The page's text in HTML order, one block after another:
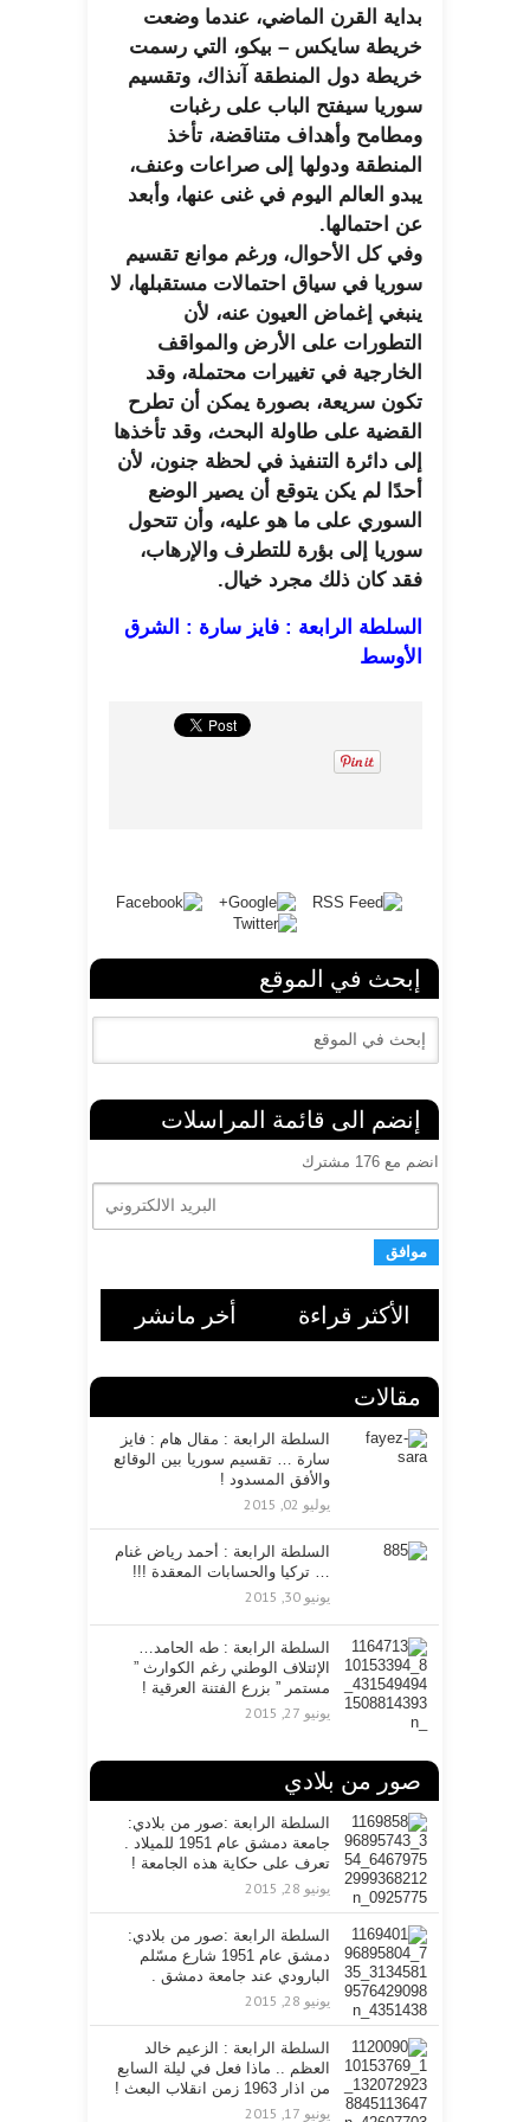
بداية القرن الماضي، عندما وضعت
خريطة سايكس – بيكو، التي رسمت
خريطة دول المنطقة آنذاك، وتقسيم
سوريا سيفتح الباب على رغبات
ومطامح وأهداف متناقضة، تأخذ
المنطقة ودولها إلى صراعات وعنف،
يبدو العالم اليوم في غنى عنها، وأبعد
عن احتمالها.
وفي كل الأحوال، ورغم موانع تقسيم
سوريا في سياق احتمالات مستقبلها، لا
ينبغي إغماض العيون عنه، لأن
التطورات على الأرض والمواقف
الخارجية في تغييرات محتملة، وقد
تكون سريعة، بصورة يمكن أن تطرح
القضية على طاولة البحث، وقد تأخذها
إلى دائرة التنفيذ في لحظة جنون، لأن
أحدًا لم يكن يتوقع أن يصير الوضع
السوري على ما هو عليه، وأن تتحول
سوريا إلى بؤرة للتطرف والإرهاب،
فقد كان ذلك مجرد خيال.
السلطة الرابعة : فايز سارة : الشرق
الأوسط
إبحث في الموقع
إنضم الى قائمة المراسلات
انضم مع 176 مشترك
ا
ب
ي
د
ل
ت
الأكثر قراءة أخر مانشر
مقالات
السلطة الرابعة : مقال هام : فايز
سارة … تقسيم سوريا بين الوقائع
والأفق المسدود !
يوليو 02, 2015
السلطة الرابعة : أحمد رياض غنام
… تركيا والحسابات المعقدة !!!
يونيو 30, 2015
السلطة الرابعة : طه الحامد…
الإئتلاف الوطني رغم الكوارث ”
مستمر ” بزرع الفتنة العرقية !
يونيو 27, 2015
صور من بلادي
السلطة الرابعة :صور من بلادي:
جامعة دمشق عام 1951 للميلاد .
تعرف على حكاية هذه الجامعة !
يونيو 28, 2015
السلطة الرابعة :صور من بلادي:
دمشق عام 1951 شارع مسّلم
البارودي عند جامعة دمشق .
يونيو 28, 2015
السلطة الرابعة : الزعيم خالد
العظم .. ماذا فعل في ليلة السابع
من اذار 1963 زمن انقلاب البعث !
يونيو 17, 2015